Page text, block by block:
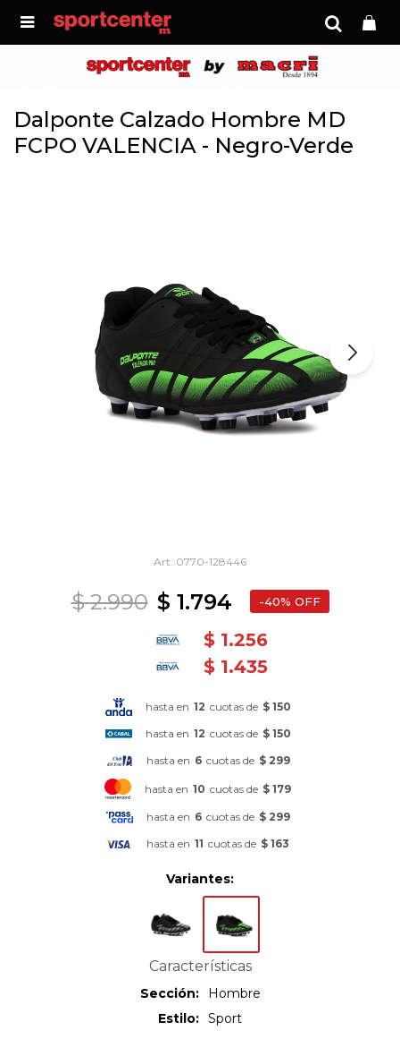

Dalponte Calzado Hombre MD
FCPO VALENCIA - Negro-Verde
0770-128446
$ 1.794
$ 2.990 40
$ 1.256
$ 1.435
hasta en 12 cuotas de $ 150
hasta en 12 cuotas de $ 150
hasta en 6 cuotas de $ 299
hasta en 10 cuotas de $ 179
hasta en 6 cuotas de $ 299
hasta en 11 cuotas de $ 163
Variantes:
Características
Sección
Hombre
Estilo
Sport